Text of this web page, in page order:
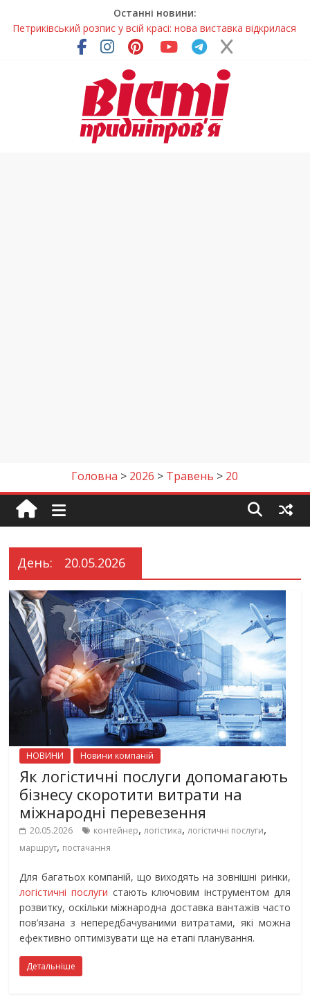
Останні новини:
Петриківський розпис у всій красі: нова виставка відкрилася
на Дніпропетровщині
У Дніпрі на три місяці можуть обмежити рух на Вокзальній
Письменниця з Покрова продовжує підкорювати українські
та міжнародні творчі вершини
У Дніпрі повністю оновили один із найзавантаженіших
трамвайних переїздів
Головна > 2026 > Травень > 20
День: 20.05.2026
НОВИНИ Новини компаній
Як логістичні послуги допомагають
бізнесу скоротити витрати на
міжнародні перевезення
20.05.2026 контейнер,логістика,логістичні послуги,
маршрут, постачання
Для багатьох компаній, що виходять на зовнішні ринки,
логістичні послуги стають ключовим інструментом для
розвитку, оскільки міжнародна доставка вантажів часто
пов’язана з непередбачуваними витратами, які можна
ефективно оптимізувати ще на етапі планування.
Детальніше